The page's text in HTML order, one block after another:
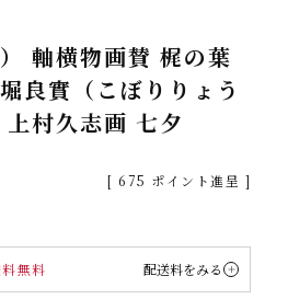
軸横物画賛 梶の葉
良實（こぼりりょう
村久志画 七夕
[ 675 ポイント進呈 ]
無料 配送料をみる